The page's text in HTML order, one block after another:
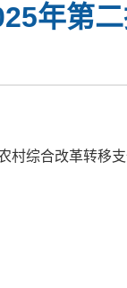
年第
村综合改革转移